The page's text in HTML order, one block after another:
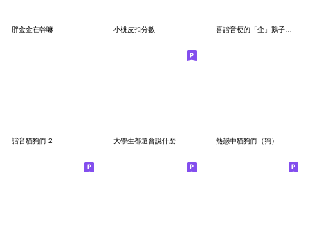
胖金金在幹嘛 小桃皮扣分數 喜諧音梗的「企」鵝子（手繪插畫風）
諧音貓狗們 2 大學生都還會說什麼 熱戀中貓狗們（狗）